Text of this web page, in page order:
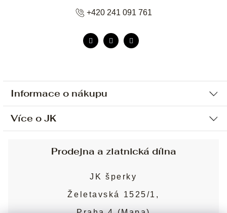
Informace o nákupu
Ochrana osobních údajů
Sjednání osobní schůzky
Obchodní podmínky
Puncovní značky
Více o JK
+420 241 091 761
Prodejna a zlatnická dílna
JK šperky
Želetavská 1525/1,